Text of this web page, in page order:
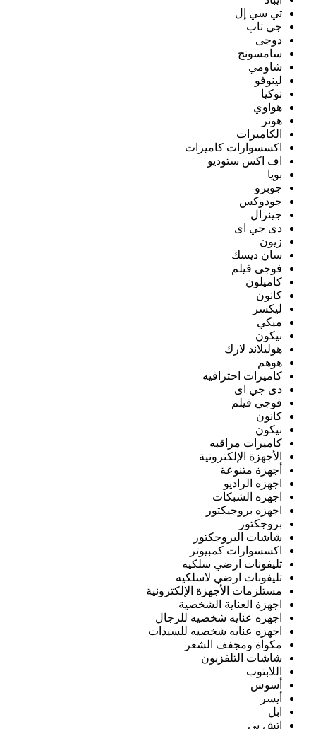
تي سي إل
جي تاب
دوجى
سامسونج
شاومي
لينوفو
نوكيا
هواوي
هونر
الكاميرات
اكسسوارات كاميرات
اف اكس ستوديو
بويا
جوبرو
جودوكس
جينرال
دى جي اى
زيون
سان ديسك
فوجى فيلم
كاميلون
كانون
ليكسر
ميكي
نيكون
هوليلاند لارك
هوهم
كاميرات احترافيه
دى جي اى
فوجي فيلم
كانون
نيكون
كاميرات مراقبه
الأجهزة الإلكترونية
أجهزة متنوعة
اجهزه الراديو
اجهزه الشبكات
اجهزه بروجيكتور
بروجكتور
شاشات البروجكتور
اكسسوارات كمبيوتر
تليفونات ارضي سلكيه
تليفونات ارضي لاسلكيه
مستلزمات الأجهزة الإلكترونية
اجهزة العناية الشخصية
اجهزه عنايه شخصيه للرجال
اجهزه عنايه شخصيه للسيدات
مكواة ومجفف الشعر
شاشات التلفزيون
اللابتوب
أسوس
أيسر
ابل
اتش بي